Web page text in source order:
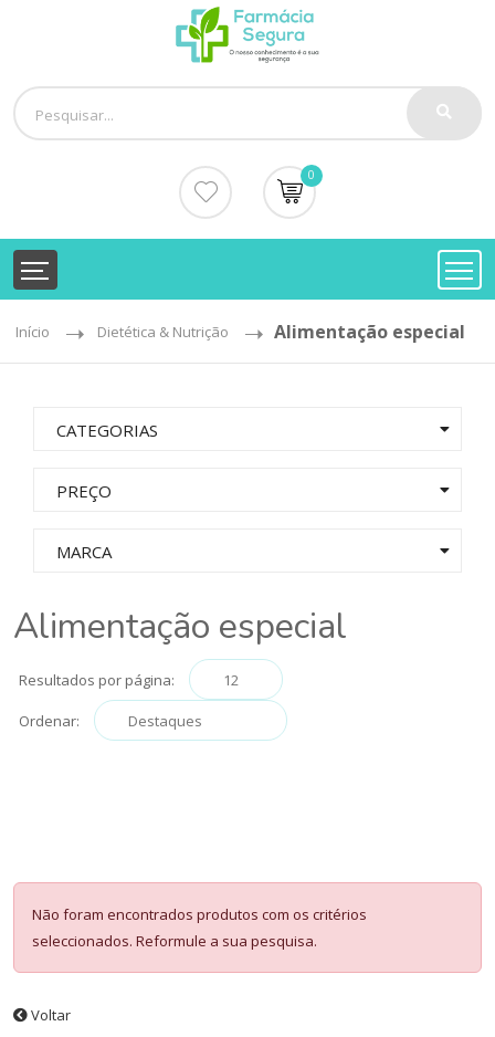
0
Início Dietética & Nutrição Alimentação especial
CATEGORIAS
PREÇO
MARCA
Alimentação especial
Resultados por página:
Ordenar:
Não foram encontrados produtos com os critérios
seleccionados. Reformule a sua pesquisa.
Voltar